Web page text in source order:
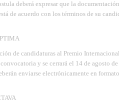
deberá expresar que la
de acuerdo con los términos de su
de candidaturas al Premio
convocatoria y se cerrará el 14 de agosto
enviarse electrónicamente en